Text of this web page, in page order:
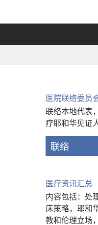
医院联络委员
联络本地代表
疗耶和华见证
联络
医疗资讯汇总
内容包括：处
床策略，耶和
教和伦理立场